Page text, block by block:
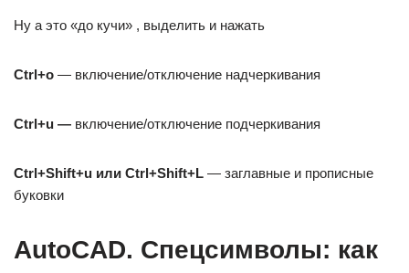
Ну а это «до кучи» , выделить и нажать
Сtrl+o — включение/отключение надчеркивания
Сtrl+u — включение/отключение подчеркивания
Сtrl+Shift+u или Сtrl+Shift+L — заглавные и прописные
буковки
AutoCAD. Спецсимволы: как